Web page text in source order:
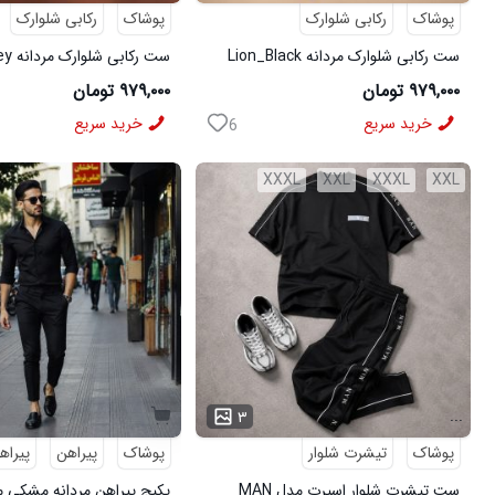
پوشاک
رکابی شلوارک
ست رکابی شلوارک مردانه Lion_Black
مدل 3997
۹۷۹,۰۰۰ تومان
خرید سریع 6
پوشاک
رکابی شلوارک
3996
۹۷۹,۰۰۰ تومان
خرید سریع
XXL
XXXL
XXL
XXXL
۳
...
پوشاک
تیشرت شلوار
پوشاک
پیراهن